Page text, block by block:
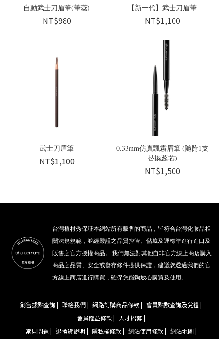
自動武士刀眉筆(筆蕊)
NT$980
【新一代】武士刀眉筆
NT$1,100
武士刀眉筆
NT$1,100
0.33mm仿真飄霧眉筆 (隨附1支
替換蕊芯)
NT$1,500
台灣植村秀保証本網站所有販售的商品，皆符合台灣化妝品相
關法規規範，並經嚴謹之品質控管、儲藏及運標準進行進口及
販售之官方授權商品。 我們無法對其他自非官方線上商店購入
商品之品質、安全或儲存條件提供保證，建議您透過我們的官
方線上商店進行購買，確保您能夠放心購買及使用。
銷售據點查詢 | 聯絡我們 | 網路訂購商品條款 | 會員點數查詢及兌禮 |
會員權益條款 |
人才招募 |
常見問題 | 退換貨說明 | 隱私權條款 | 網站使用條款 | 網站地圖 |